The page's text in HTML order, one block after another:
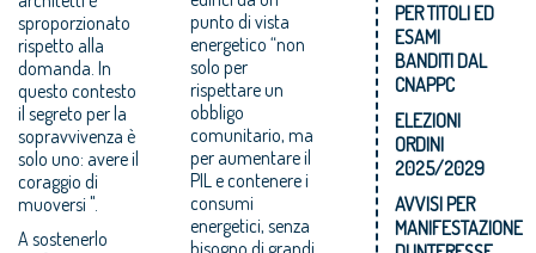
sproporzionato
rispetto alla
domanda. In
questo contesto
il segreto per la
sopravvivenza è
solo uno: avere il
coraggio di
muoversi ".
A sostenerlo
punto di vista
energetico “non
solo per
rispettare un
obbligo
comunitario, ma
per aumentare il
PIL e contenere i
consumi
energetici, senza
bisogno di grandi
PER TITOLI ED
ESAMI
BANDITI DAL
CNAPPC
ELEZIONI
ORDINI
2025/2029
AVVISI PER
MANIFESTAZIONE